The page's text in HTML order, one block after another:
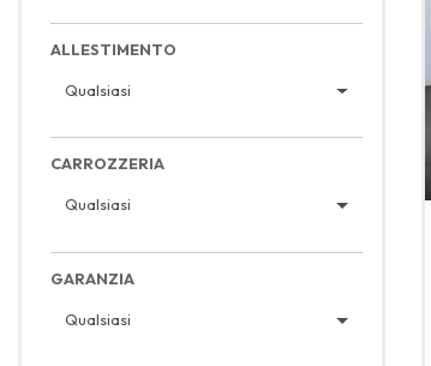
ALLESTIMENTO
Qualsiasi
CARROZZERIA
Qualsiasi
GARANZIA
Qualsiasi